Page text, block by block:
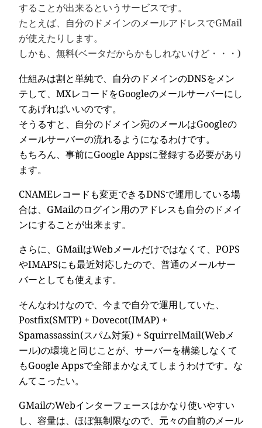
することが出来るというサービスです。
たとえば、自分のドメインのメールアドレスでGMail
が使えたりします。
しかも、無料(ベータだからかもしれないけど・・・)
仕組みは割と単純で、自分のドメインのDNSをメン
テして、MXレコードをGoogleのメールサーバーにし
てあげればいいのです。
そうるすと、自分のドメイン宛のメールはGoogleの
メールサーバーの流れるようになるわけです。
もちろん、事前にGoogle Appsに登録する必要があり
ます。
CNAMEレコードも変更できるDNSで運用している場
合は、GMailのログイン用のアドレスも自分のドメイ
ンにすることが出来ます。
さらに、GMailはWebメールだけではなくて、POPS
やIMAPSにも最近対応したので、普通のメールサー
バーとしても使えます。
そんなわけなので、今まで自分で運用していた、
Postfix(SMTP) + Dovecot(IMAP) +
Spamassassin(スパム対策) + SquirrelMail(Webメ
ール)の環境と同じことが、サーバーを構築しなくて
もGoogle Appsで全部まかなえてしまうわけです。な
んてこったい。
GMailのWebインターフェースはかなり使いやすい
し、容量は、ほぼ無制限なので、元々の自前のメール